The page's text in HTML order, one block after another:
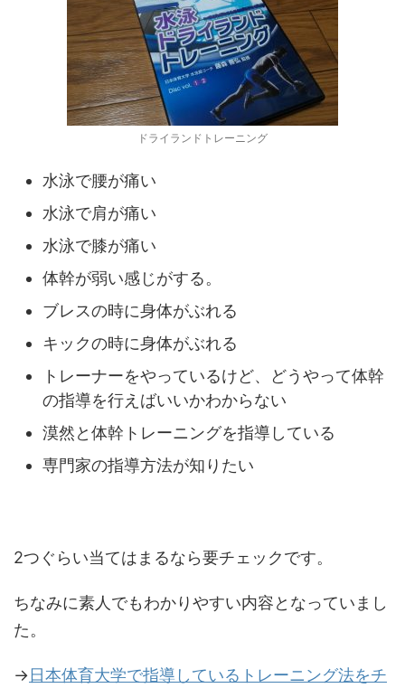
ドライランドトレーニング
水泳で腰が痛い
水泳で肩が痛い
水泳で膝が痛い
体幹が弱い感じがする。
ブレスの時に身体がぶれる
キックの時に身体がぶれる
トレーナーをやっているけど、どうやって体幹
の指導を行えばいいかわからない
漠然と体幹トレーニングを指導している
専門家の指導方法が知りたい
2つぐらい当てはまるなら要チェックです。
ちなみに素人でもわかりやすい内容となっていまし
た。
→日本体育大学で指導しているトレーニング法をチ